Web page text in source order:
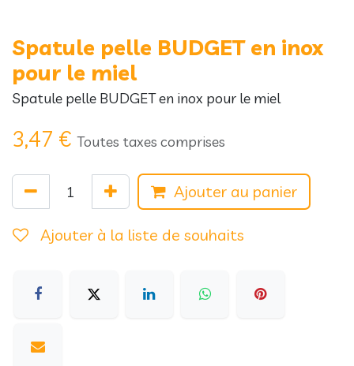
Spatule pelle BUDGET en inox
pour le miel
Spatule pelle BUDGET en inox pour le miel
3,47 € Toutes taxes comprises
Ajouter au panier
Ajouter à la liste de souhaits